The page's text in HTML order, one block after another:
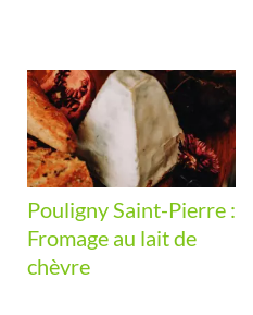
Pouligny Saint-Pierre :
Fromage au lait de
chèvre